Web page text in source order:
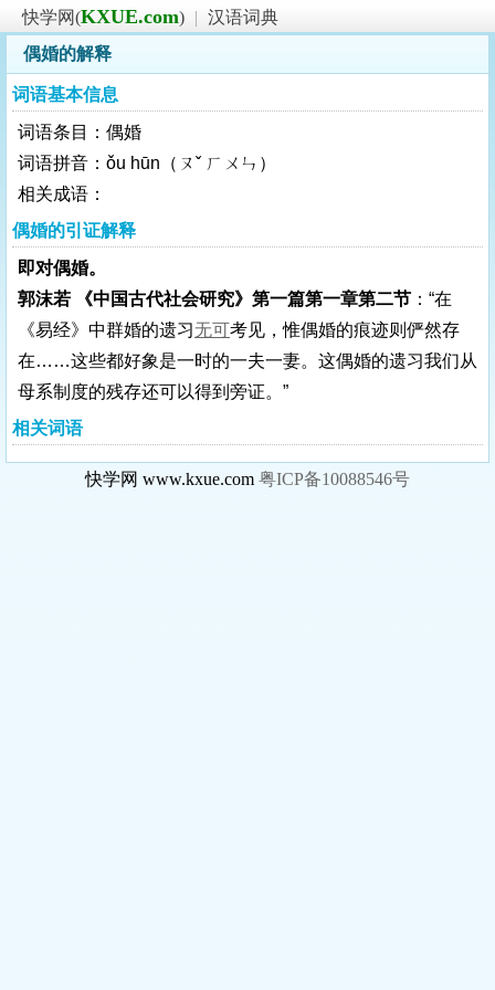
快学网(KXUE.com) | 汉语词典
偶婚的解释
词语基本信息
词语条目：偶婚
词语拼音：ǒu hūn（ㄡˇ ㄏㄨㄣ）
相关成语：
偶婚的引证解释
即对偶婚。
郭沫若 《中国古代社会研究》第一篇第一章第二节 ：“在
《易经》中群婚的遗习无可考见，惟偶婚的痕迹则俨然存
在……这些都好象是一时的一夫一妻。这偶婚的遗习我们从
母系制度的残存还可以得到旁证。”
相关词语
快学网 www.kxue.com 粤ICP备10088546号